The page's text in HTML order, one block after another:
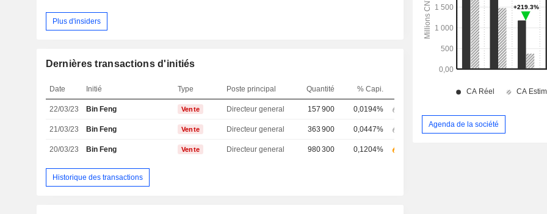
Plus d'insiders
Dernières transactions d'initiés
Date Initié Type Poste principal Quantité % Capi.
22/03/23 Bin Feng Vente Directeur general 157 900 0,0194%
21/03/23 Bin Feng Vente Directeur general 363 900 0,0447%
20/03/23 Bin Feng Vente Directeur general 980 300 0,1204%
Historique des transactions
Agenda de la société